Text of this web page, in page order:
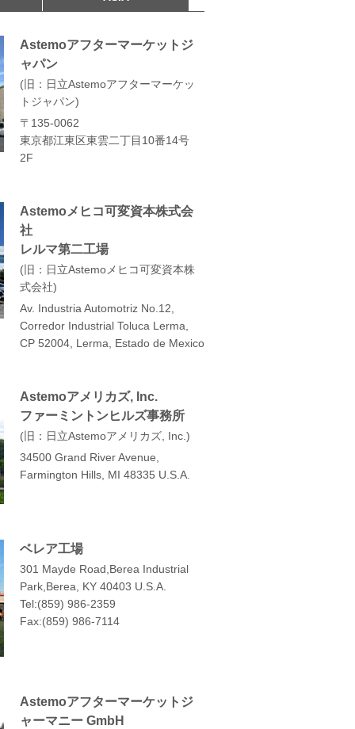
Astemoアフターマーケットジ
ャパン
旧：日立Astemoアフターマーケッ
トジャパン
〒135-0062
東京都江東区東雲二丁目10番14号
2F
Astemoメヒコ可変資本株式会
社
レルマ第二工場
旧：日立Astemoメヒコ可変資本株
式会社
Av. Industria Automotriz No.12,
Corredor Industrial Toluca Lerma,
CP 52004, Lerma, Estado de Mexico
Astemoアメリカズ, Inc.
ファーミントンヒルズ事務所
旧：日立Astemoアメリカズ, Inc.
34500 Grand River Avenue,
Farmington Hills, MI 48335 U.S.A.
ベレア工場
301 Mayde Road,Berea Industrial
Park,Berea, KY 40403 U.S.A.
Tel:(859) 986-2359
Fax:(859) 986-7114
Astemoアフターマーケットジ
ャーマニー GmbH